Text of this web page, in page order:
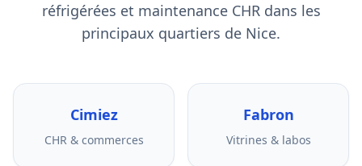
réfrigérées et maintenance CHR dans les
principaux quartiers de Nice.
Cimiez
CHR & commerces
Fabron
Vitrines & labos